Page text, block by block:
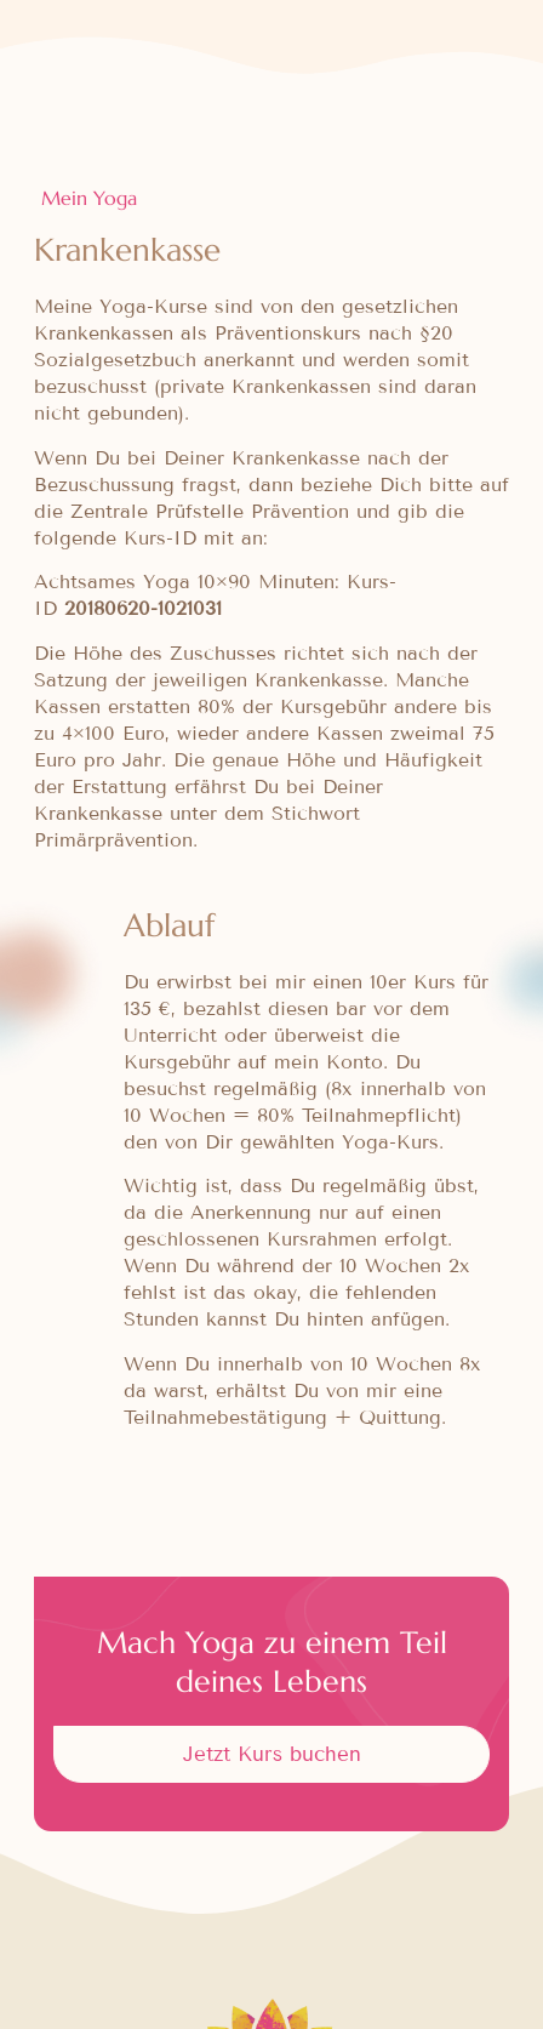
Mein Yoga
Krankenkasse
Meine Yoga-Kurse sind von den gesetzlichen
Krankenkassen als Präventionskurs nach §20
Sozialgesetzbuch anerkannt und werden somit
bezuschusst (private Krankenkassen sind daran
nicht gebunden).
Wenn Du bei Deiner Krankenkasse nach der
Bezuschussung fragst, dann beziehe Dich bitte auf
die Zentrale Prüfstelle Prävention und gib die
folgende Kurs-ID mit an:
Achtsames Yoga 10×90 Minuten: Kurs-
ID 20180620-1021031
Die Höhe des Zuschusses richtet sich nach der
Satzung der jeweiligen Krankenkasse. Manche
Kassen erstatten 80% der Kursgebühr andere bis
zu 4×100 Euro, wieder andere Kassen zweimal 75
Euro pro Jahr. Die genaue Höhe und Häufigkeit
der Erstattung erfährst Du bei Deiner
Krankenkasse unter dem Stichwort
Primärprävention.
Ablauf
Du erwirbst bei mir einen 10er Kurs für
135 €, bezahlst diesen bar vor dem
Unterricht oder überweist die
Kursgebühr auf mein Konto. Du
besuchst regelmäßig (8x innerhalb von
10 Wochen = 80% Teilnahmepflicht)
den von Dir gewählten Yoga-Kurs.
Wichtig ist, dass Du regelmäßig übst,
da die Anerkennung nur auf einen
geschlossenen Kursrahmen erfolgt.
Wenn Du während der 10 Wochen 2x
fehlst ist das okay, die fehlenden
Stunden kannst Du hinten anfügen.
Wenn Du innerhalb von 10 Wochen 8x
da warst, erhältst Du von mir eine
Teilnahmebestätigung + Quittung.
Mach Yoga zu einem Teil
deines Lebens
Jetzt Kurs buchen